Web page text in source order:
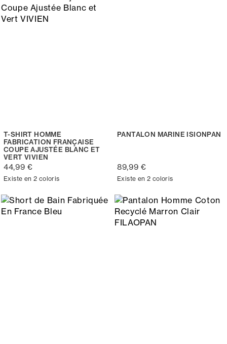
T-SHIRT HOMME
FABRICATION FRANÇAISE
COUPE AJUSTÉE BLANC ET
VERT VIVIEN
44,99 €
Existe en 2 coloris
PANTALON MARINE ISIONPAN
89,99 €
Existe en 2 coloris